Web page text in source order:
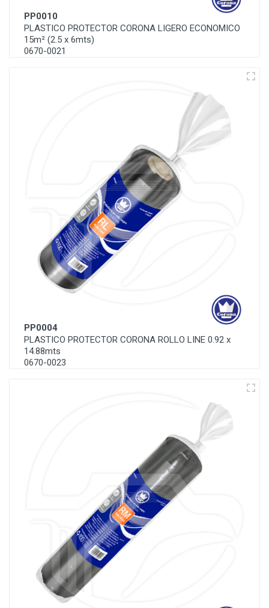
PP0010
PLASTICO PROTECTOR CORONA LIGERO ECONOMICO
15m² (2.5 x 6mts)
0670-0021
PP0004
PLASTICO PROTECTOR CORONA ROLLO LINE 0.92 x
14.88mts
0670-0023